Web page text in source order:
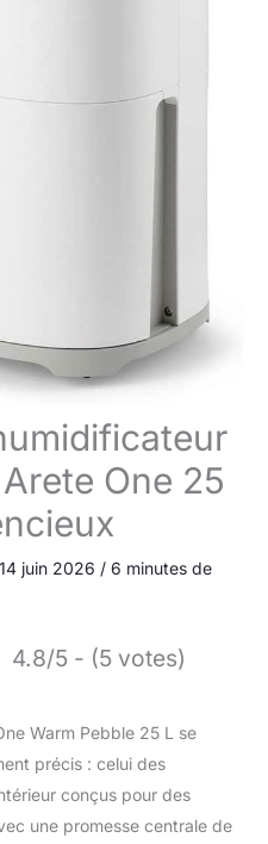
One 25
14 juin 2026 / 6 minutes de
4.8/5 - (5 votes)
Warm Pebble 25 L se
précis : celui des
conçus pour des
une promesse centrale de